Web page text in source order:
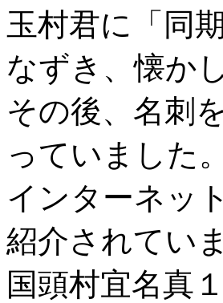
玉村君に「同
なずき、懐か
その後、名刺
っていました。
インターネッ
紹介されてい
国頭村宜名真